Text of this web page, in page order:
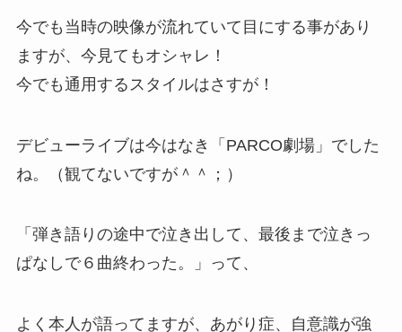
今でも当時の映像が流れていて目にする事があり
ますが、今見てもオシャレ！
今でも通用するスタイルはさすが！
デビューライブは今はなき「PARCO劇場」でした
ね。（観てないですが＾＾；）
「弾き語りの途中で泣き出して、最後まで泣きっ
ぱなしで６曲終わった。」って、
よく本人が語ってますが、あがり症、自意識が強